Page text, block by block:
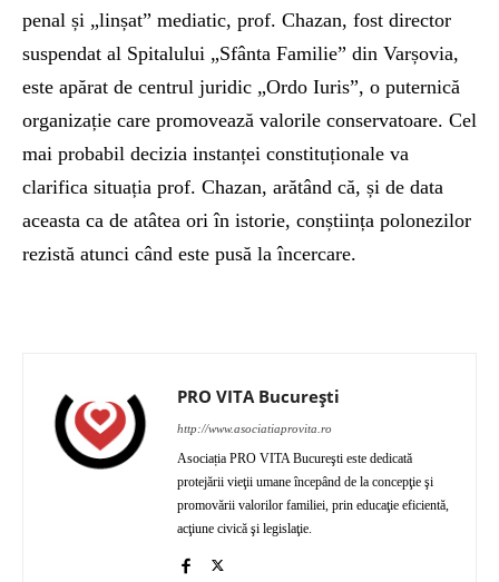
penal și „linșat” mediatic, prof. Chazan, fost director
suspendat al Spitalului „Sfânta Familie” din Varșovia,
este apărat de centrul juridic „Ordo Iuris”, o puternică
organizație care promovează valorile conservatoare. Cel
mai probabil decizia instanței constituționale va
clarifica situația prof. Chazan, arătând că, și de data
aceasta ca de atâtea ori în istorie, conștiința polonezilor
rezistă atunci când este pusă la încercare.
PRO VITA București
http://www.asociatiaprovita.ro
Asociația PRO VITA Bucureşti este dedicată
protejării vieţii umane începând de la concepţie şi
promovării valorilor familiei, prin educaţie eficientă,
acţiune civică şi legislaţie.